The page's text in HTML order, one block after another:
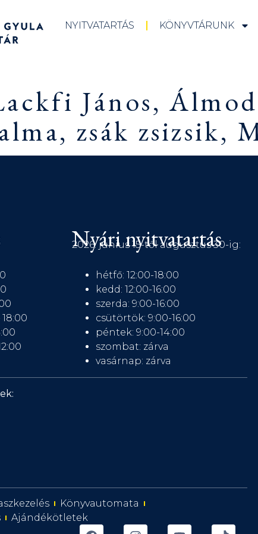
NYITVATARTÁS KÖNYVTÁRUNK
János,
zsák zsizsik,
Nyári nyitvatartás
2026. június 15-től augusztus 30-ig:
hétfő: 12:00-18:00
kedd: 12:00-16:00
szerda: 9:00-16:00
csütörtök: 9:00-16:00
péntek: 9:00-14:00
szombat: zárva
vasárnap: zárva
Könyvautomata
Ajándékötletek